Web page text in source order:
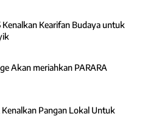
Kenalkan Kearifan Budaya untuk
Akan meriahkan PARARA
Kenalkan Pangan Lokal Untuk